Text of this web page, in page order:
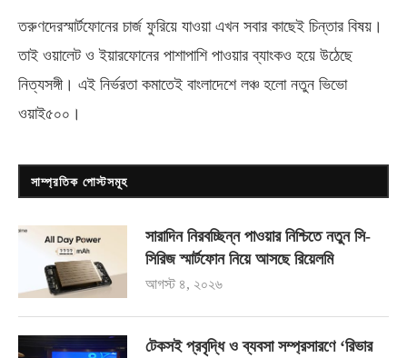
তরুণদেরস্মার্টফোনের চার্জ ফুরিয়ে যাওয়া এখন সবার কাছেই চিন্তার বিষয়।
তাই ওয়ালেট ও ইয়ারফোনের পাশাপাশি পাওয়ার ব্যাংকও হয়ে উঠেছে
নিত্যসঙ্গী। এই নির্ভরতা কমাতেই বাংলাদেশে লঞ্চ হলো নতুন ভিভো
ওয়াই৫০০ ।
সাম্প্রতিক পোস্টসমূহ
সারাদিন নিরবচ্ছিন্ন পাওয়ার নিশ্চিতে নতুন সি-
সিরিজ স্মার্টফোন নিয়ে আসছে রিয়েলমি
আগস্ট ৪, ২০২৬
টেকসই প্রবৃদ্ধি ও ব্যবসা সম্প্রসারণে ‘রিভার